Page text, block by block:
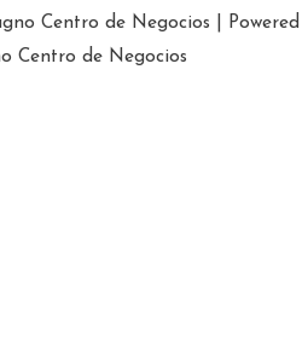
Centro de Negocios | Powered
Centro de Negocios